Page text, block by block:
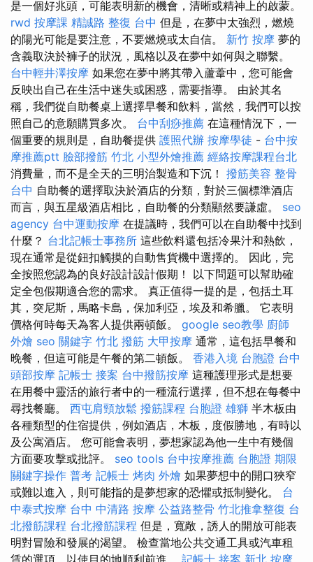
是一個好兆頭，可能表明新的機會，清晰或精神上的啟蒙。
rwd 按摩課 精誠路 整復 台中 但是，在夢中太強烈，燃燒
的陽光可能是要注意，不要燃燒或太自信。 新竹 按摩 夢的
含義取決於褲子的狀況，風格以及在夢中如何與之聯繫。
台中輕井澤按摩 如果您在夢中將其帶入蘆葦中，您可能會
反映出自己在生活中迷失或困惑，需要指導。 由於其名
稱，我們從自助餐桌上選擇早餐和飲料，當然，我們可以按
照自己的意願購買多次。 台中刮痧推薦 在這種情況下，一
個重要的規則是，自助餐提供 護照代辦 按摩學徒 - 台中按
摩推薦ptt 臉部撥筋 竹北 小型外燴推薦 經絡按摩課程台北
消費量，而不是全天的三明治製造和下沉！ 撥筋美容 整骨
台中 自助餐的選擇取決於酒店的分類，對於三個標準酒店
而言，與五星級酒店相比，自助餐的分類顯然要謙虛。 seo
agency 台中運動按摩 在提議時，我們可以在自助餐中找到
什麼？ 台北記帳士事務所 這些飲料還包括冷果汁和熱飲，
現在通常是從鈕扣觸摸的自動售貨機中選擇的。 因此，完
全按照您認為的良好設計設計假期！ 以下問題可以幫助確
定全包假期適合您的需求。 真正值得一提的是，包括土耳
其，突尼斯，馬略卡島，保加利亞，埃及和希臘。 它表明
價格何時每天為客人提供兩頓飯。 google seo教學 廚師
外燴 seo 關鍵字 竹北 撥筋 大甲按摩 通常，這包括早餐和
晚餐，但這可能是午餐的第二頓飯。 香港入境 台胞證 台中
頭部按摩 記帳士 接案 台中撥筋按摩 這種護理形式是想要
在用餐中靈活的旅行者中的一種流行選擇，但不想在每餐中
尋找餐廳。 西屯肩頸放鬆 撥筋課程 台胞證 雄獅 半木板由
各種類型的住宿提供，例如酒店，木板，度假勝地，有時以
及公寓酒店。 您可能會表明，夢想家認為他一生中有幾個
方面要攻擊或批評。 seo tools 台中按摩推薦 台胞證 期限
關鍵字操作 普考 記帳士 烤肉 外燴 如果夢想中的開口狹窄
或難以進入，則可能指的是夢想家的恐懼或抵制變化。 台
中泰式按摩 台中 中清路 按摩 公益路整骨 竹北推拿整復 台
北撥筋課程 台北撥筋課程 但是，寬敞，誘人的開放可能表
明對冒險和發展的渴望。 檢查當地公共交通工具或汽車租
賃的選項，以使目的地順利前進。 記帳士 接案 新北 按摩